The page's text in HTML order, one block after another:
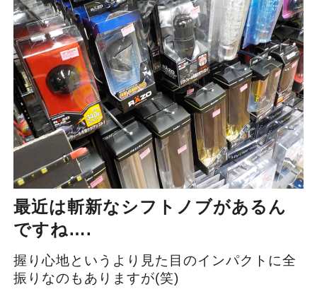
最近は斬新なシフトノブがあるん
ですね….
握り心地というより見た目のインパクトに全
振りなのもありますが(笑)